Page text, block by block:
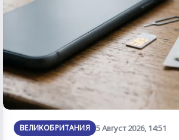
ВЕЛИКОБРИТАНИЯ 5 Август 2026, 14:51